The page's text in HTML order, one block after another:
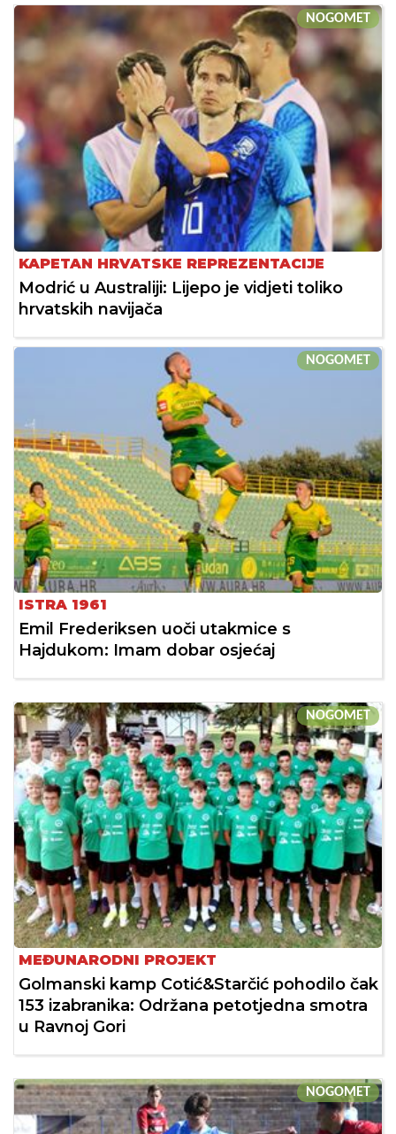
NOGOMET
KAPETAN HRVATSKE REPREZENTACIJE
Modrić u Australiji: Lijepo je vidjeti toliko
hrvatskih navijača
NOGOMET
ISTRA 1961
Emil Frederiksen uoči utakmice s
Hajdukom: Imam dobar osjećaj
NOGOMET
MEĐUNARODNI PROJEKT
Golmanski kamp Cotić&Starčić pohodilo čak
153 izabranika: Održana petotjedna smotra
u Ravnoj Gori
NOGOMET